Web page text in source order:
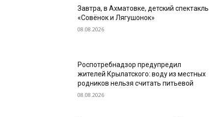
Завтра, в Ахматовке, детский спектакль
«Совёнок и Лягушонок»
08.08.2026
Роспотребнадзор предупредил
жителей Крылатского: воду из местных
родников нельзя считать питьевой
08.08.2026